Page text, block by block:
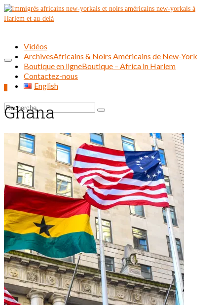
Rechercher :
Vidéos
ArchivesAfricains & Noirs Américains de New-York
Boutique en ligneBoutique – Africa in Harlem
Contactez-nous
English
Ghana